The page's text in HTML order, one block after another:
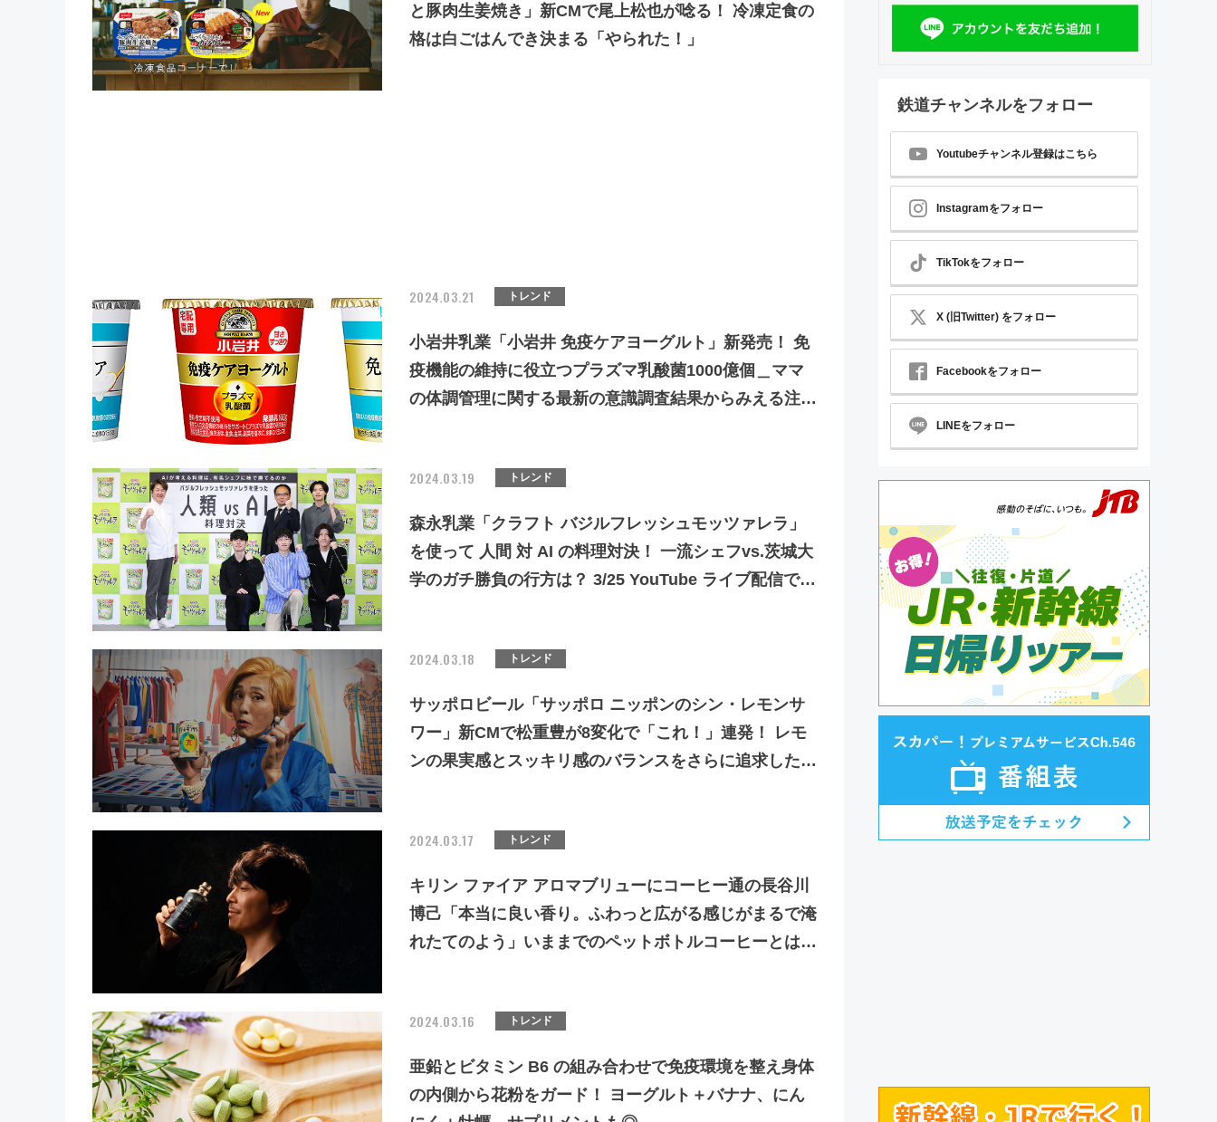
と豚肉生姜焼き」新CMで尾上松也が唸る！ 冷凍定食の
格は白ごはんでき決まる「やられた！」
2024.03.21 トレンド
小岩井乳業「小岩井 免疫ケアヨーグルト」新発売！ 免
疫機能の維持に役立つプラズマ乳酸菌1000億個＿ママ
の体調管理に関する最新の意識調査結果からみえる注目
2024.03.19 トレンド
森永乳業「クラフト バジルフレッシュモッツァレラ」
を使って 人間 対 AI の料理対決！ 一流シェフvs.茨城大
学のガチ勝負の行方は？ 3/25 YouTube ライブ配信で実
2024.03.18 トレンド
サッポロビール「サッポロ ニッポンのシン・レモンサ
ワー」新CMで松重豊が8変化で「これ！」連発！ レモ
ンの果実感とスッキリ感のバランスをさらに追求した新
2024.03.17 トレンド
キリン ファイア アロマブリューにコーヒー通の長谷川
博己「本当に良い香り。ふわっと広がる感じがまるで淹
れたてのよう」いままでのペットボトルコーヒーとは一
2024.03.16 トレンド
亜鉛とビタミン B6 の組み合わせで免疫環境を整え身体
の内側から花粉をガード！ ヨーグルト＋バナナ、にん
鉄道チャンネルをフォロー
Youtubeチャンネル登録はこちら
Instagramをフォロー
TikTokをフォロー
X (旧Twitter) をフォロー
Facebookをフォロー
LINEをフォロー